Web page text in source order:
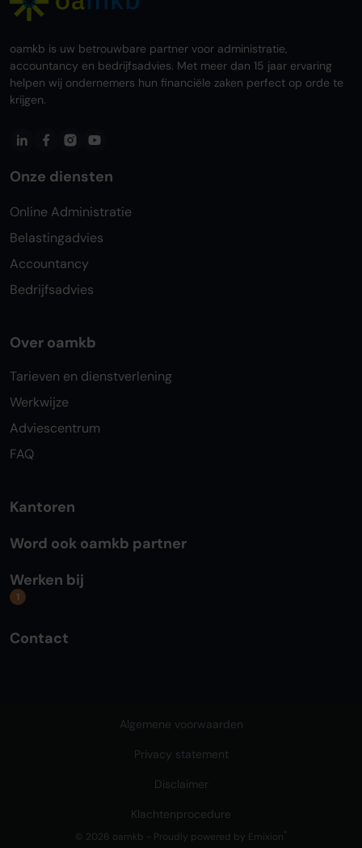
oamkb is uw betrouwbare partner voor administratie,
accountancy en bedrijfsadvies. Met meer dan 15 jaar ervaring
helpen wij ondernemers hun financiële zaken perfect op orde te
krijgen.
Onze diensten
Online Administratie
Belastingadvies
Accountancy
Bedrijfsadvies
Over oamkb
Tarieven en dienstverlening
Werkwijze
Adviescentrum
FAQ
Kantoren
Word ook oamkb partner
Werken bij
1
Contact
© 2026 oamkb - Proudly powered by Emixion
Algemene voorwaarden
Privacy statement
Disclaimer
Klachtenprocedure